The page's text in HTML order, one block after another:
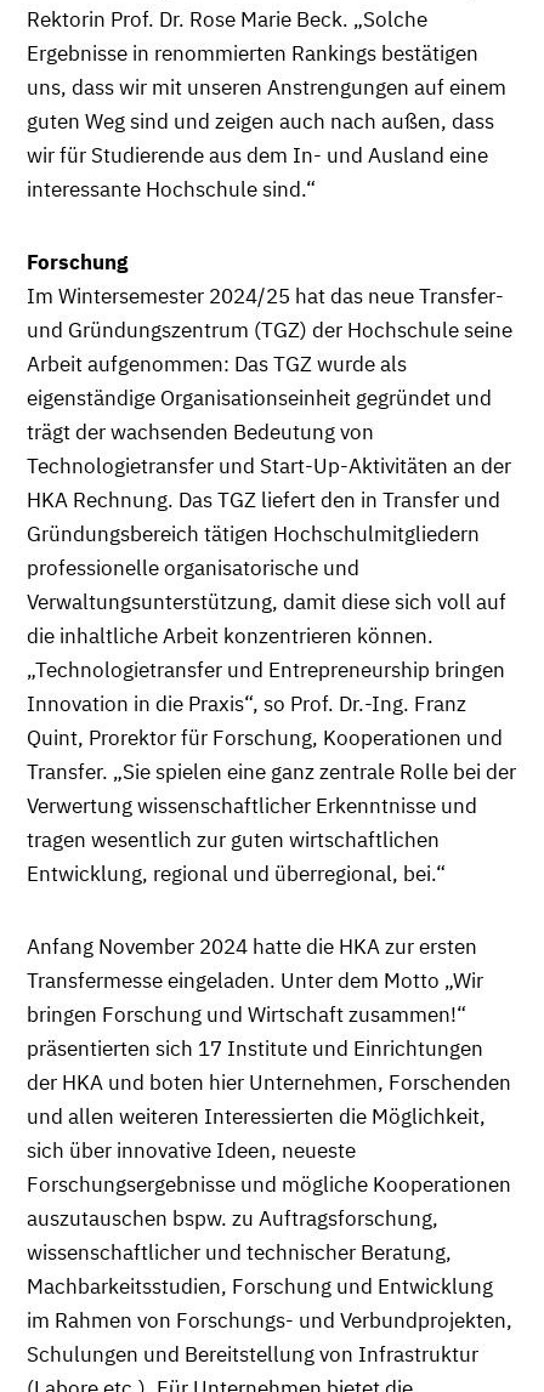
Rektorin Prof. Dr. Rose Marie Beck. „Solche
Ergebnisse in renommierten Rankings bestätigen
uns, dass wir mit unseren Anstrengungen auf einem
guten Weg sind und zeigen auch nach außen, dass
wir für Studierende aus dem In- und Ausland eine
interessante Hochschule sind.“
Forschung
Im Wintersemester 2024/25 hat das neue Transfer-
und Gründungszentrum (TGZ) der Hochschule seine
Arbeit aufgenommen: Das TGZ wurde als
eigenständige Organisationseinheit gegründet und
trägt der wachsenden Bedeutung von
Technologietransfer und Start-Up-Aktivitäten an der
HKA Rechnung. Das TGZ liefert den in Transfer und
Gründungsbereich tätigen Hochschulmitgliedern
professionelle organisatorische und
Verwaltungsunterstützung, damit diese sich voll auf
die inhaltliche Arbeit konzentrieren können.
„Technologietransfer und Entrepreneurship bringen
Innovation in die Praxis“, so Prof. Dr.-Ing. Franz
Quint, Prorektor für Forschung, Kooperationen und
Transfer. „Sie spielen eine ganz zentrale Rolle bei der
Verwertung wissenschaftlicher Erkenntnisse und
tragen wesentlich zur guten wirtschaftlichen
Entwicklung, regional und überregional, bei.“
Anfang November 2024 hatte die HKA zur ersten
Transfermesse eingeladen. Unter dem Motto „Wir
bringen Forschung und Wirtschaft zusammen!“
präsentierten sich 17 Institute und Einrichtungen
der HKA und boten hier Unternehmen, Forschenden
und allen weiteren Interessierten die Möglichkeit,
sich über innovative Ideen, neueste
Forschungsergebnisse und mögliche Kooperationen
auszutauschen bspw. zu Auftragsforschung,
wissenschaftlicher und technischer Beratung,
Machbarkeitsstudien, Forschung und Entwicklung
im Rahmen von Forschungs- und Verbundprojekten,
Schulungen und Bereitstellung von Infrastruktur